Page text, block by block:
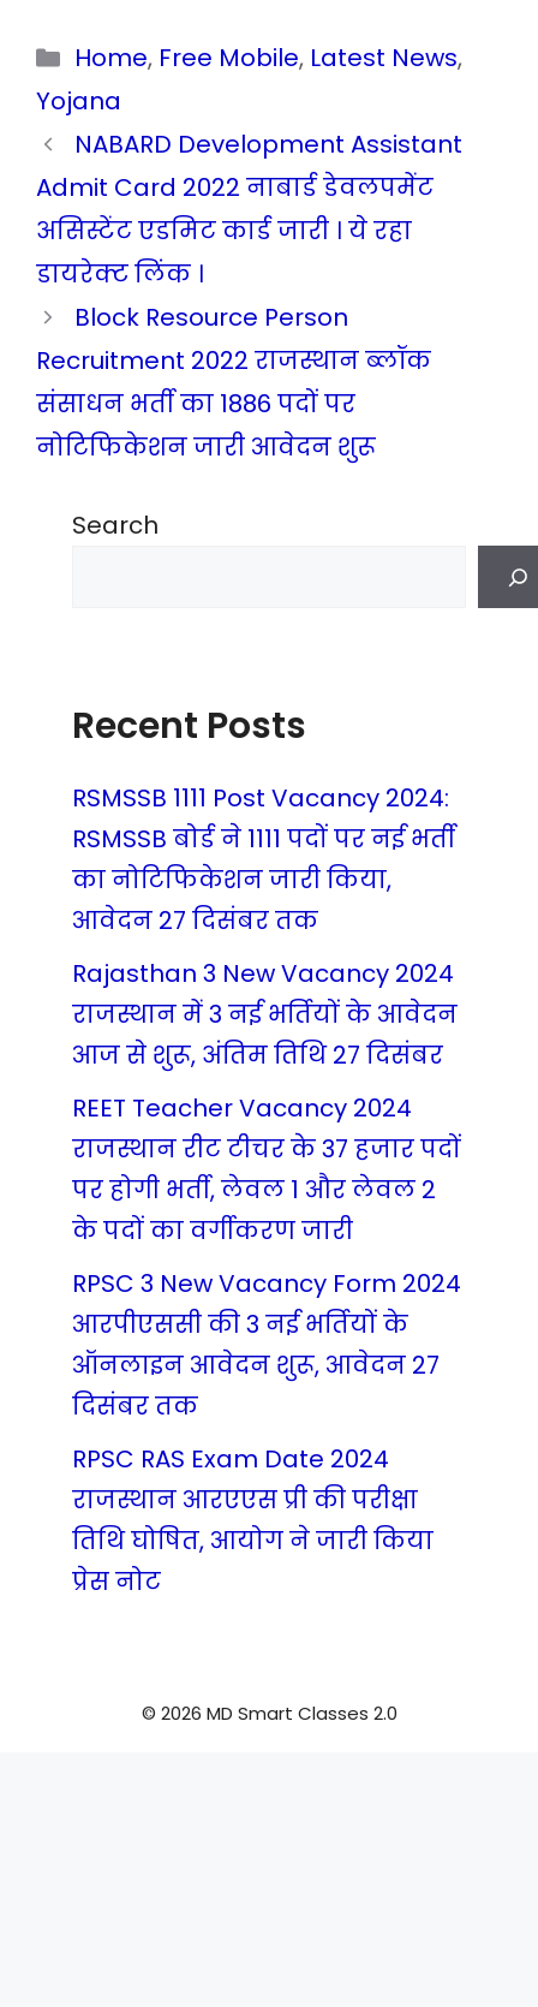
Categories
Home, Free Mobile, Latest News,
Yojana
NABARD Development Assistant
Admit Card 2022 नाबार्ड डेवलपमेंट
असिस्टेंट एडमिट कार्ड जारी । ये रहा
डायरेक्ट लिंक ।
Block Resource Person
Recruitment 2022 राजस्थान ब्लॉक
संसाधन भर्ती का 1886 पदों पर
नोटिफिकेशन जारी आवेदन शुरू
Search
Recent Posts
RSMSSB 1111 Post Vacancy 2024:
RSMSSB बोर्ड ने 1111 पदों पर नई भर्ती
का नोटिफिकेशन जारी किया,
आवेदन 27 दिसंबर तक
Rajasthan 3 New Vacancy 2024
राजस्थान में 3 नई भर्तियों के आवेदन
आज से शुरू, अंतिम तिथि 27 दिसंबर
REET Teacher Vacancy 2024
राजस्थान रीट टीचर के 37 हजार पदों
पर होगी भर्ती, लेवल 1 और लेवल 2
के पदों का वर्गीकरण जारी
RPSC 3 New Vacancy Form 2024
आरपीएससी की 3 नई भर्तियों के
ऑनलाइन आवेदन शुरू, आवेदन 27
दिसंबर तक
RPSC RAS Exam Date 2024
राजस्थान आरएएस प्री की परीक्षा
तिथि घोषित, आयोग ने जारी किया
प्रेस नोट
© 2026 MD Smart Classes 2.0